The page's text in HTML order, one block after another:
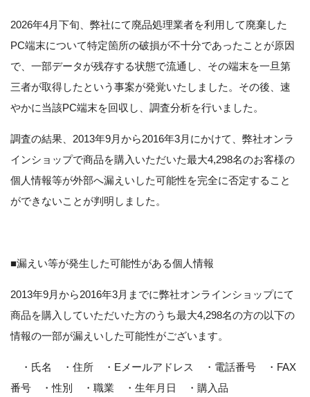
2026年4月下旬、弊社にて廃品処理業者を利用して廃棄した
PC端末について特定箇所の破損が不十分であったことが原因
で、一部データが残存する状態で流通し、その端末を一旦第
三者が取得したという事案が発覚いたしました。その後、速
やかに当該PC端末を回収し、調査分析を行いました。
調査の結果、2013年9月から2016年3月にかけて、弊社オンラ
インショップで商品を購入いただいた最大4,298名のお客様の
個人情報等が外部へ漏えいした可能性を完全に否定すること
ができないことが判明しました。
■漏えい等が発生した可能性がある個人情報
2013年9月から2016年3月までに弊社オンラインショップにて
商品を購入していただいた方のうち最大4,298名の方の以下の
情報の一部が漏えいした可能性がございます。
・氏名 ・住所 ・Eメールアドレス ・電話番号 ・FAX
番号 ・性別 ・職業 ・生年月日 ・購入品